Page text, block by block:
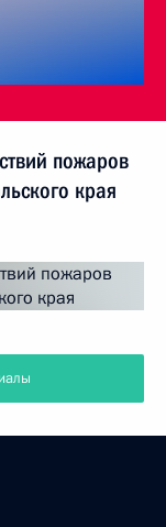
пожаров
края